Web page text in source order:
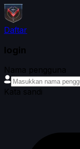
Daftar
login
Nama pengguna
Kata sandi